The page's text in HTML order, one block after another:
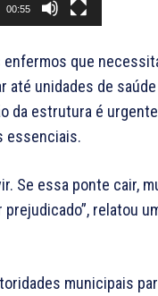
00:55
que
até unidades de
da estrutura é
essenciais.
Se essa ponte cair,
relatou
municipais